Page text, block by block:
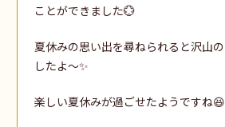
ことができました💮
夏休みの思い出を尋ねられると沢山
したよ～✨
楽しい夏休みが過ごせたようですね